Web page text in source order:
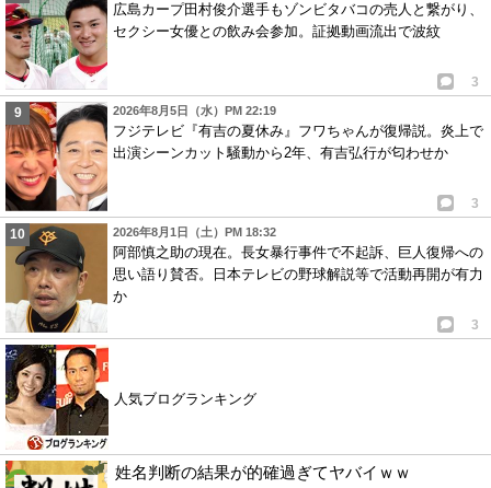
広島カープ田村俊介選手もゾンビタバコの売人と繋がり、
セクシー女優との飲み会参加。証拠動画流出で波紋
3
2026年8月5日（水）PM 22:19
フジテレビ『有吉の夏休み』フワちゃんが復帰説。炎上で
出演シーンカット騒動から2年、有吉弘行が匂わせか
3
2026年8月1日（土）PM 18:32
阿部慎之助の現在。長女暴行事件で不起訴、巨人復帰への
思い語り賛否。日本テレビの野球解説等で活動再開が有力
か
3
人気ブログランキング
姓名判断の結果が的確過ぎてヤバイｗｗ